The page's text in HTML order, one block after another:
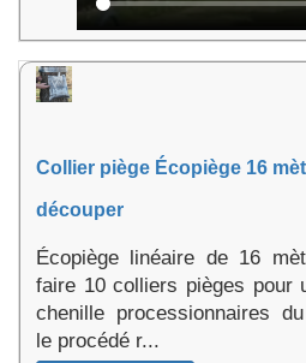
Collier piège Écopiège 16
découper
Écopiège linéaire de 16
faire 10 colliers pièges pour
chenille processionnaires
le procédé r...